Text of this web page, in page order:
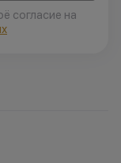
согласие на